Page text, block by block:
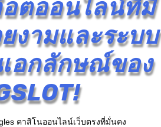
อตออนไลน์ที่มี
งามและระบบ
เอกลักษณ์ของ
คาสิโนออนไลน์เว็บตรงที่มั่นคง